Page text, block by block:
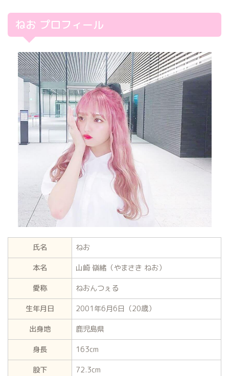
ねお プロフィール
氏名
ねお
本名
山崎 嶺緒（やまさき ねお）
愛称
ねおんつぇる
生年月日
2001年6月6日（20歳）
出身地
鹿児島県
身長
163cm
股下
72.3cm